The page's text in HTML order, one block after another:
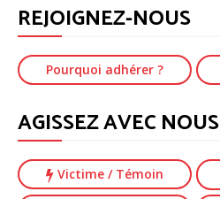
REJOIGNEZ-NOUS
Pourquoi adhérer ?
AGISSEZ AVEC NOUS
Victime / Témoin